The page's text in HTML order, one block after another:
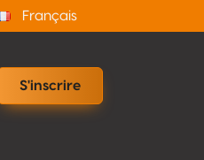
Français
S'inscrire